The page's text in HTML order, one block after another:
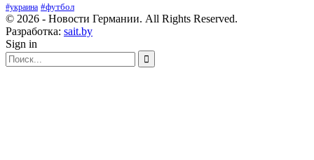
#украина #футбол
© 2026 - Новости Германии. All Rights Reserved.
Разработка: sait.by
Sign in